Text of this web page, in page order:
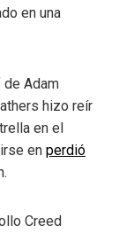
en una
Adam
hizo reír
en el
en perdió
Creed